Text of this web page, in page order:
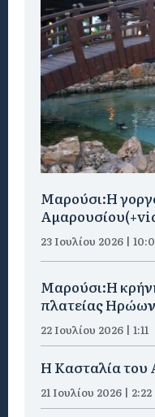
Μαρούσι:H
23 Ιουλίου 2026 |
Μαρούσι:Η
πλατείας Ηρώων
22 Ιουλίου 2026 | 1:11
Η Κασταλία του
21 Ιουλίου 2026 | 2:22